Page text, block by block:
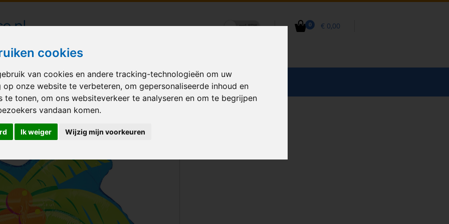
cookies
van cookies en andere tracking-technologieën om uw
op onze website te verbeteren, om gepersonaliseerde inhoud en
te tonen, om ons websiteverkeer te analyseren en om te begrijpen
vandaan komen.
Ik weiger Wijzig mijn voorkeuren
0 € 0,00
bezorgd in heel Nederland
BALLONNEN GELEGENHEID VERHUUR BEDRUKKEN ACCESSOIRES